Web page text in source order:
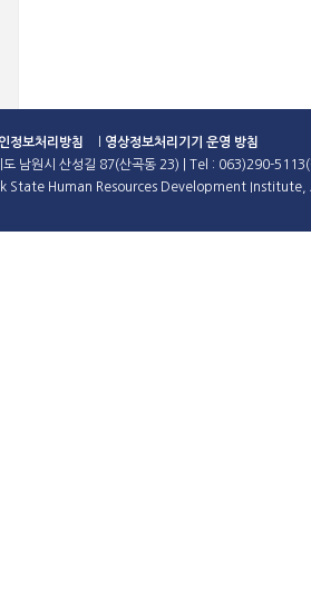
정보처리방침
영상정보처리기기 운영 방침
도 남원시 산성길 87(산곡동 23) | Tel : 063)290-
State Human Resources Development